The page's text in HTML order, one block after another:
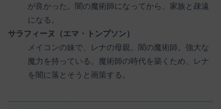
が良かった。闇の魔術師になってから、家族と疎遠
になる。
サラフィーヌ（エマ・トンプソン）
メイコンの妹で、レナの母親。闇の魔術師。強大な
魔力を持っている。魔術師の時代を築くため、レナ
を闇に落とそうと画策する。